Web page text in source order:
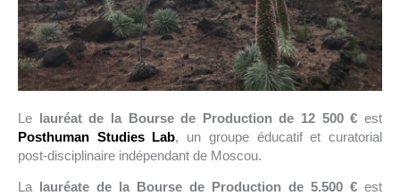
Le lauréat de la Bourse de Production de 12 500 € est
Posthuman Studies Lab, un groupe éducatif et curatorial
post-disciplinaire indépendant de Moscou.
La lauréate de la Bourse de Production de 5.500 € est